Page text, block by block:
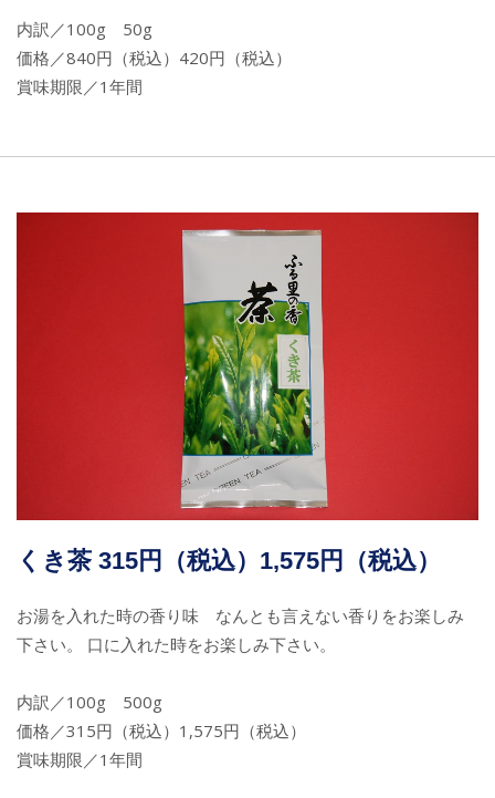
内訳／100g 50g
価格／840円（税込）420円（税込）
賞味期限／1年間
くき茶 315円（税込）1,575円（税込）
お湯を入れた時の香り味 なんとも言えない香りをお楽しみ
下さい。 口に入れた時をお楽しみ下さい。
内訳／100g 500g
価格／315円（税込）1,575円（税込）
賞味期限／1年間